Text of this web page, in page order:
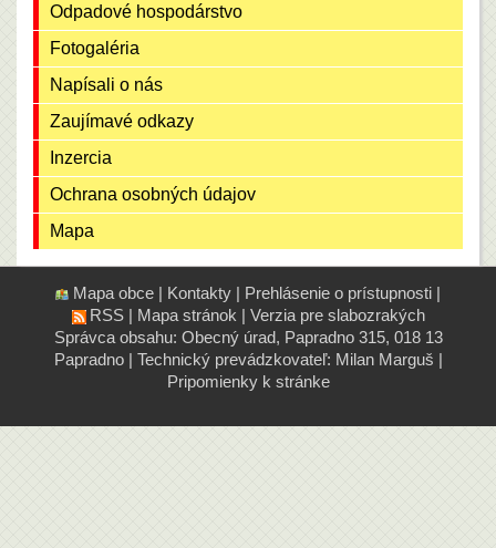
Odpadové hospodárstvo
Fotogaléria
Napísali o nás
Zaujímavé odkazy
Inzercia
Ochrana osobných údajov
Mapa
Mapa obce Kontakty Prehlásenie o prístupnosti
RSS| Mapa stránok
Verzia pre slabozrakých
Správca obsahu: Obecný úrad, Papradno 315, 018 13
Papradno| Technický prevádzkovateľ: Milan Marguš
Pripomienky k stránke